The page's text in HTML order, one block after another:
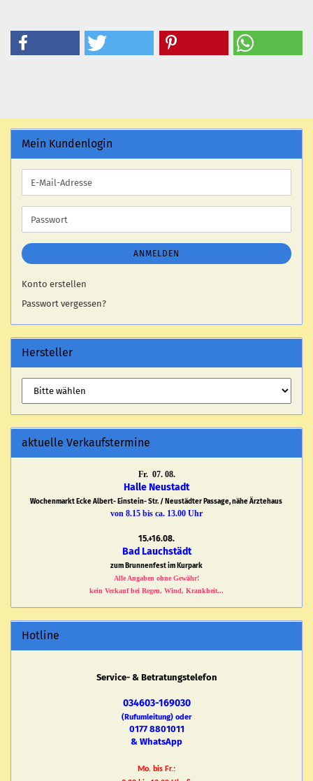
Mein Kundenlogin
E-
Mail-
Adresse
Passwort
ANMELDEN
Konto erstellen
Passwort vergessen?
Hersteller
aktuelle Verkaufstermine
Fr. 07. 08.
Halle Neustadt
Wochenmarkt Ecke Albert- Einstein- Str. / Neustädter Passage, nähe Ärztehaus
von 8.15 bis ca. 13.00 Uhr
15.+16.08.
Bad Lauchstädt
zum Brunnenfest im Kurpark
Alle Angaben ohne Gewähr!
kein Verkauf bei Regen, Wind, Krankheit...
Hotline
Service- & Betratungstelefon
034603-169030
(Rufumleitung) oder
0177 8801011
& WhatsApp
Mo. bis Fr.: